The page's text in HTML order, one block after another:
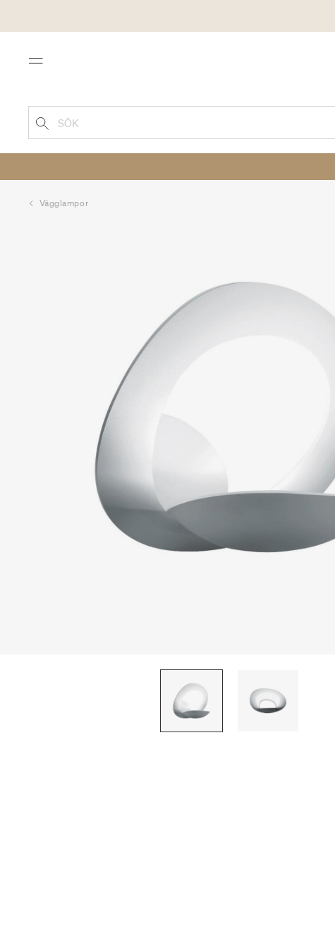
Menu
SÖK
Vägglampor